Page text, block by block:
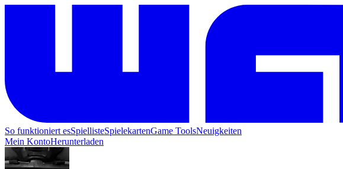
So funktioniert esSpiellisteSpielekartenGame ToolsNeuigkeiten
Mein KontoHerunterladen